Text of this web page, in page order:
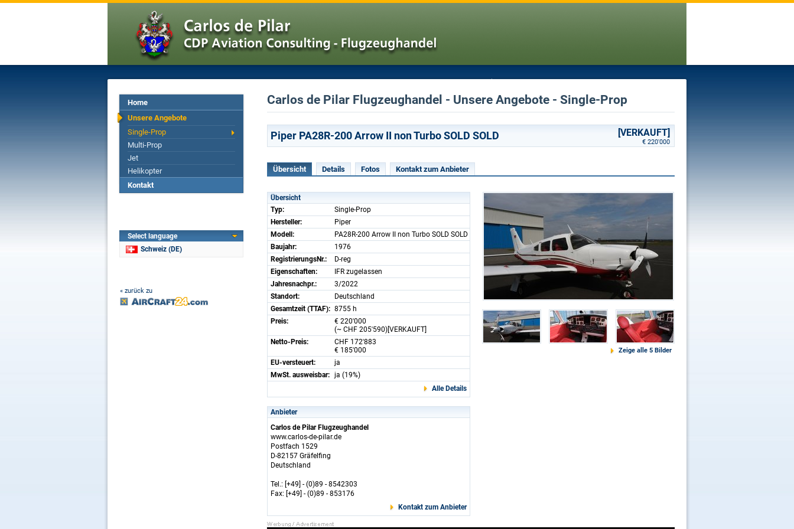
Home
Unsere Angebote
Single-Prop
Multi-Prop
Jet
Helikopter
Kontakt
Select language
Schweiz (DE)
« zurück zu
Carlos de Pilar Flugzeughandel - Unsere Angebote - Single-Prop
Piper PA28R-200 Arrow II non Turbo SOLD SOLD [VERKAUFT]
€ 220'000
Übersicht Details Fotos Kontakt zum Anbieter
Übersicht
Typ:
Single-Prop
Hersteller:
Piper
Modell:
PA28R-200 Arrow II non Turbo SOLD SOLD
Baujahr:
1976
RegistrierungsNr.:
D-reg
Eigenschaften:
IFR zugelassen
Jahresnachpr.:
3/2022
Standort:
Deutschland
Gesamtzeit (TTAF): 8755 h
Preis:
€ 220'000
(~ CHF 205'590)[VERKAUFT]
Netto-Preis:
CHF 172'883
€ 185'000
EU-versteuert:
ja
MwSt. ausweisbar: ja (19%)
Alle Details
Anbieter
Carlos de Pilar Flugzeughandel
www.carlos-de-pilar.de
Postfach 1529
D-82157 Gräfelfing
Deutschland
Tel.: [+49] - (0)89 - 8542303
Fax: [+49] - (0)89 - 853176
Kontakt zum Anbieter
Zeige alle 5 Bilder